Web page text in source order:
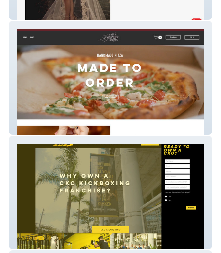
Jennieventi
Comet Pizza
Ckofranchisenew